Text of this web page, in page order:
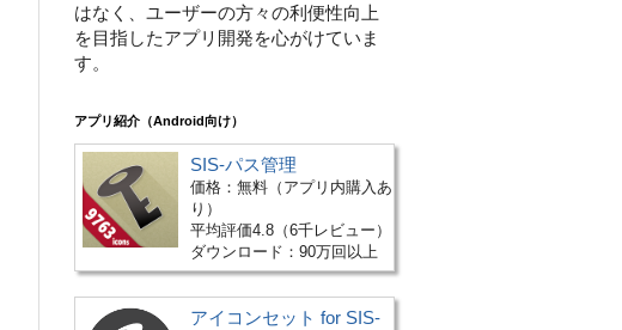
はなく、ユーザーの方々の利便性向上
を目指したアプリ開発を心がけていま
す。
アプリ紹介（Android向け）
SIS-パス管理
価格：無料（アプリ内購入あ
り）
平均評価4.8（6千レビュー）
ダウンロード：90万回以上
アイコンセット for SIS-